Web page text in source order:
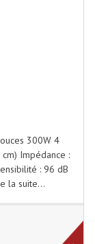
Liquid
300W 4
Impédance :
: 96 dB
la suite...